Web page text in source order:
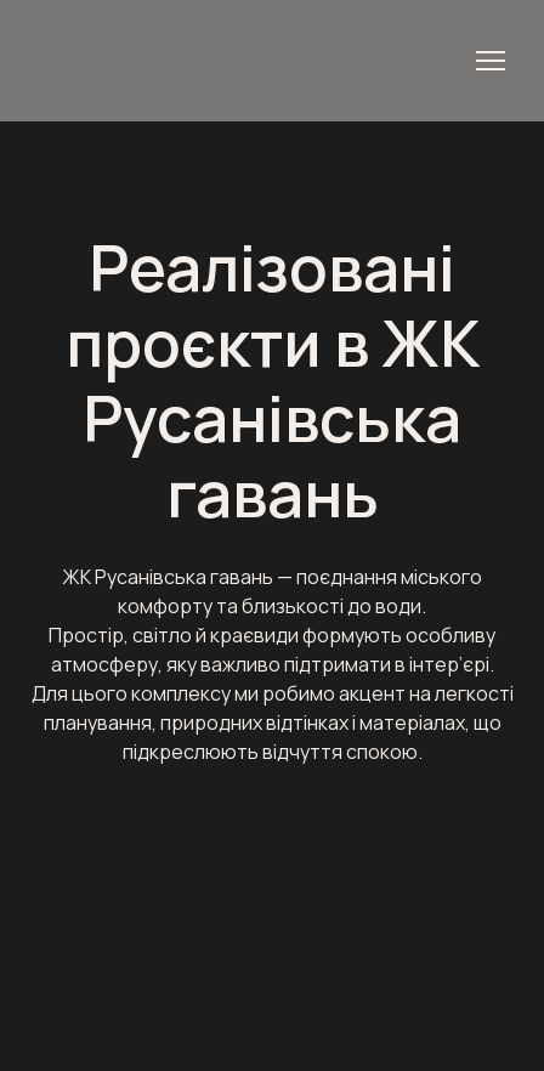
Реалізовані
проєкти в ЖК
Русанівська
гавань
ЖК Русанівська гавань — поєднання міського
комфорту та близькості до води.
Простір, світло й краєвиди формують особливу
атмосферу, яку важливо підтримати в інтер’єрі.
Для цього комплексу ми робимо акцент на легкості
планування, природних відтінках і матеріалах, що
підкреслюють відчуття спокою.